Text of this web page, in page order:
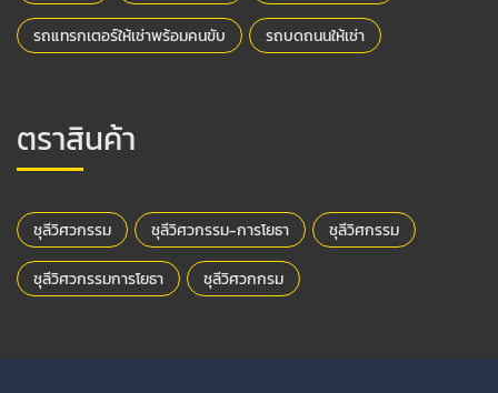
รถแทรกเตอร์ให้เช่าพร้อมคนขับ รถบดถนนให้เช่า
ตราสินค้า
ชุลีวิศวกรรม ชุลีวิศวกรรม-การโยธา ชุลีวิศกรรม
ชุลีวิศวกรรมการโยธา ชุลีวิศวกกรม